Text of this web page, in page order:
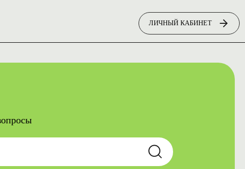
ЛИЧНЫЙ КАБИНЕТ